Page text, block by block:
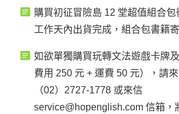
購買初征冒險島 12 堂超值組合包
工作天內出貨完成，組合包書籍
如欲單獨購買玩轉文法遊戲卡牌
費用 250 元 + 運費 50 元），請
（02）2727-1778 或來信
service@hopenglish.com 信箱，